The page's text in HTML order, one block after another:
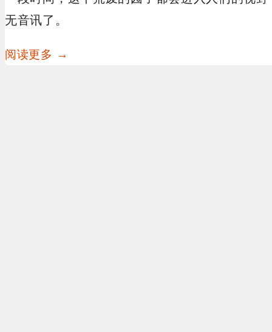
无音讯了。
阅读更多 →